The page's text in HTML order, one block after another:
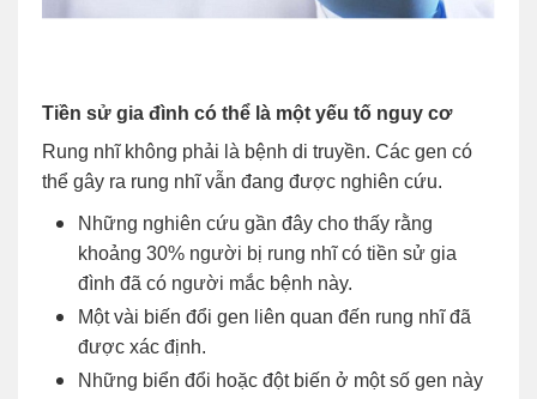
Tiền sử gia đình có thể là một yếu tố nguy cơ
Rung nhĩ không phải là bệnh di truyền. Các gen có
thể gây ra rung nhĩ vẫn đang được nghiên cứu.
Những nghiên cứu gần đây cho thấy rằng
khoảng 30% người bị rung nhĩ có tiền sử gia
đình đã có người mắc bệnh này.
Một vài biến đổi gen liên quan đến rung nhĩ đã
được xác định.
Những biển đổi hoặc đột biến ở một số gen này